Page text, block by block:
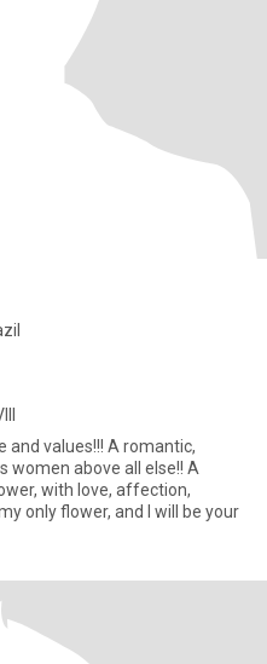
and values!!! A romantic,
above all else!! A
with love, affection,
only flower, and I will be your